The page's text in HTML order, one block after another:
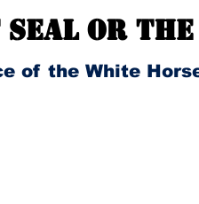
or the
of the White